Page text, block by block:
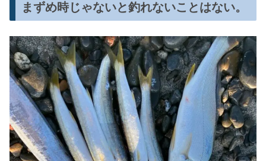
まずめ時じゃないと釣れないことはない。